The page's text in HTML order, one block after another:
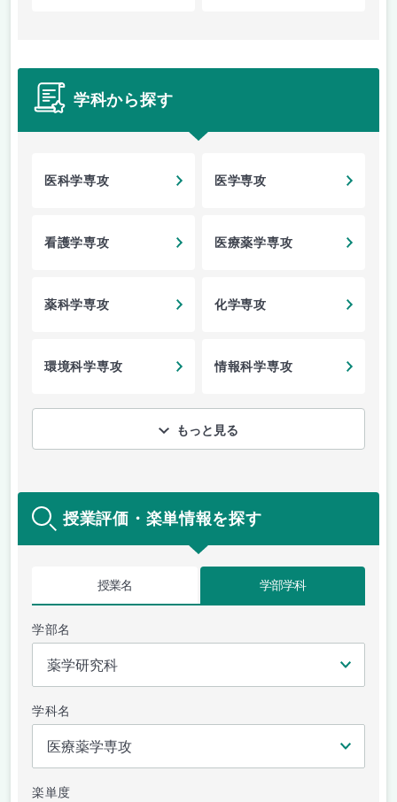
学科から探す
医科学専攻 医学専攻
看護学専攻 医療薬学専攻
薬科学専攻 化学専攻
環境科学専攻 情報科学専攻
もっと見る
授業評価・楽単情報を探す
授業名 学部学科
学部名
学科名
楽単度